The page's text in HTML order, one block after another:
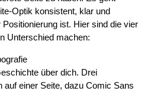
Optik konsistent, klar und
ist. Hier sind die vier
Unterschied machen:
über dich. Drei
auf einer Seite, dazu Comic Sans